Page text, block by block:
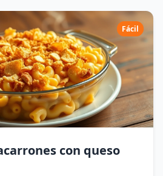
Fácil
con queso